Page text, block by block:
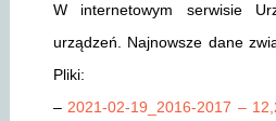
W internetowym serwisie
urządzeń. Najnowsze dane
Pliki:
– 2021-02-19_2016-2017 –